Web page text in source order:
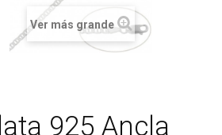
Ver más grande
925 Ancla